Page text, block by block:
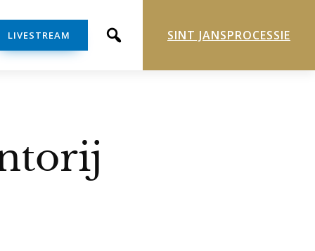
LIVESTREAM SINT JANSPROCESSIE